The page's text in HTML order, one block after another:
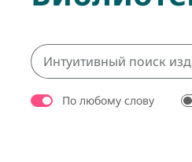
По любому слову